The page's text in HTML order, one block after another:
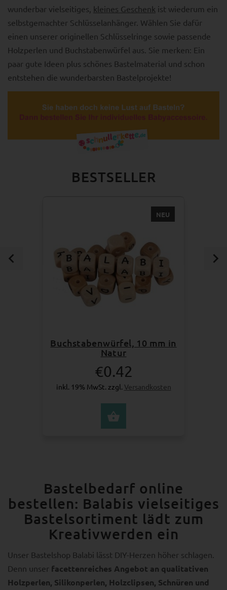
wunderbar vielseitiges, kleines Geschenk ist wiederum ein
selbstgemachter Schlüsselanhänger. Wählen Sie dafür
einen unserer originellen Schlüsselringe sowie passende
Holzperlen und Buchstabenwürfel aus. Sie merken: Ein
paar gute Ideen plus schönes Bastelmaterial und schon
entstehen die wunderbarsten Bastelprojekte!
BESTSELLER
Buchstabenwürfel, 10 mm in
Natur
NEU
€0.42
inkl. 19% MwSt. zzgl. Versandkosten
Bastelbedarf online
bestellen: Balabis vielseitiges
Bastelsortiment lädt zum
Kreativwerden ein
Unser Bastelshop Balabi lässt DIY-Herzen höher schlagen.
Denn unser facettenreiches Angebot an qualitativen
Holzperlen, Silikonperlen, Holzclipsen, Schnüren und